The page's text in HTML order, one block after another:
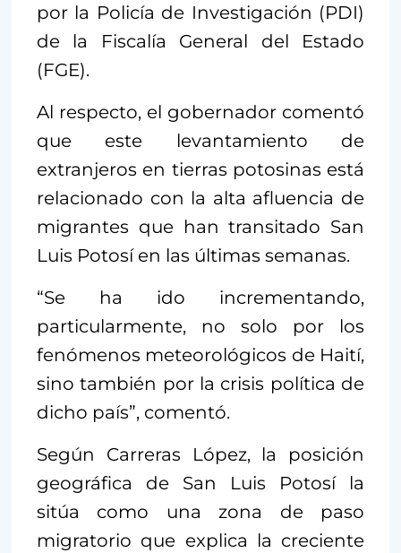
por la Policía de Investigación (PDI)
de la Fiscalía General del Estado
(FGE).
Al respecto, el gobernador comentó
que este levantamiento de
extranjeros en tierras potosinas está
relacionado con la alta afluencia de
migrantes que han transitado San
Luis Potosí en las últimas semanas.
“Se ha ido incrementando,
particularmente, no solo por los
fenómenos meteorológicos de Haití,
sino también por la crisis política de
dicho país”, comentó.
Según Carreras López, la posición
geográfica de San Luis Potosí la
sitúa como una zona de paso
migratorio que explica la creciente